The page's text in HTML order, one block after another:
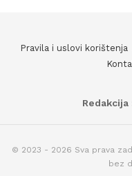
Pravila i uslovi korištenja
© 2023 - 2026 Sva prava
bez